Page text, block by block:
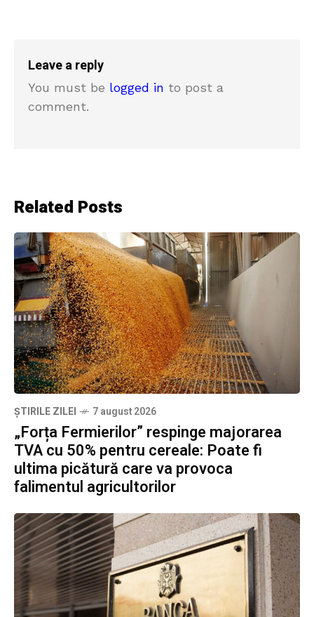
Leave a reply
You must be logged in to post a
comment.
Related Posts
ȘTIRILE ZILEI 7 august 2026
„Forța Fermierilor” respinge majorarea
TVA cu 50% pentru cereale: Poate fi
ultima picătură care va provoca
falimentul agricultorilor